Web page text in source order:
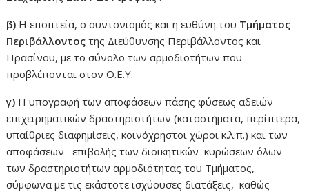
β) Η εποπτεία, ο συντονισμός και η ευθύνη του Τμήματος
Περιβάλλοντος της Διεύθυνσης Περιβάλλοντος και
Πρασίνου, με το σύνολο των αρμοδιοτήτων που
προβλέπονται στον Ο.Ε.Υ.
γ) Η υπογραφή των αποφάσεων πάσης φύσεως αδειών
επιχειρηματικών δραστηριοτήτων (καταστήματα, περίπτερα,
υπαίθριες διαφημίσεις, κοινόχρηστοι χώροι κ.λ.π.) και των
αποφάσεων επιβολής των διοικητικών κυρώσεων όλων
των δραστηριοτήτων αρμοδιότητας του Τμήματος,
σύμφωνα με τις εκάστοτε ισχύουσες διατάξεις, καθώς